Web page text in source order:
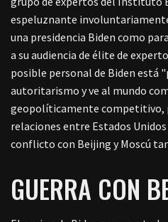
espeluznante
una presidencia Biden como
a su audiencia de élite de
posible personal de Biden está
autoritarismo y ve al mundo
geopolíticamente competitivo,
relaciones entre Estados Unidos
conflicto con Beijing y Moscú
GUERRA CON